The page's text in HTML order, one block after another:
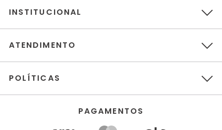
INSTITUCIONAL
ATENDIMENTO
POLÍTICAS
PAGAMENTOS